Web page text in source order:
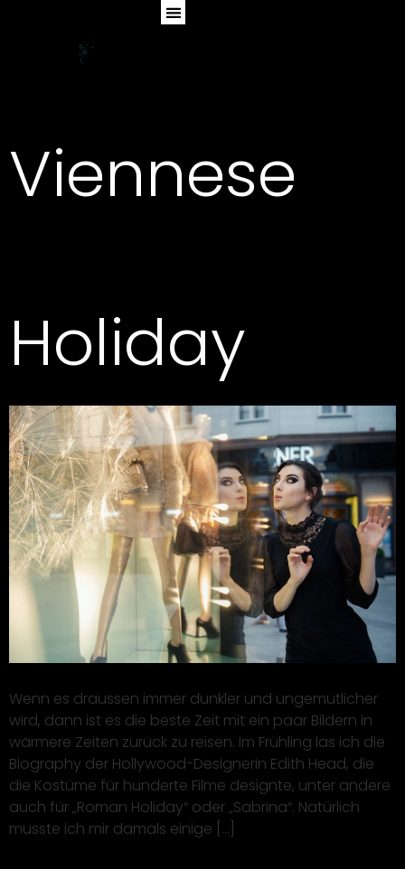
Viennese
Holiday
Wenn es draussen immer dunkler und ungemütlicher
wird, dann ist es die beste Zeit mit ein paar Bildern in
wärmere Zeiten zurück zu reisen. Im Frühling las ich die
Biography der Hollywood-Designerin Edith Head, die
die Kostüme für hunderte Filme designte, unter andere
auch für „Roman Holiday“ oder „Sabrina“. Natürlich
musste ich mir damals einige […]